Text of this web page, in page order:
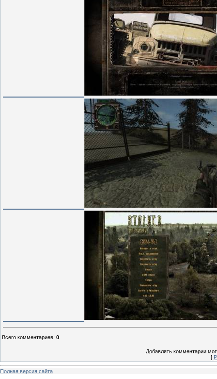
Всего комментариев: 0
Добавлять комментарии
[
Полная версия сайта